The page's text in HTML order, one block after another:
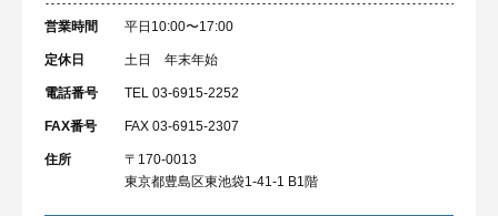
営業時間 平日10:00〜17:00
定休日 土日 年末年始
電話番号 TEL 03-6915-2252
FAX番号 FAX 03-6915-2307
住所
〒170-0013
東京都豊島区東池袋1-41-1 B1階